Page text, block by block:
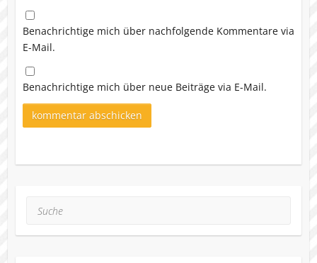
Benachrichtige mich über nachfolgende Kommentare via
E-Mail.
Benachrichtige mich über neue Beiträge via E-Mail.